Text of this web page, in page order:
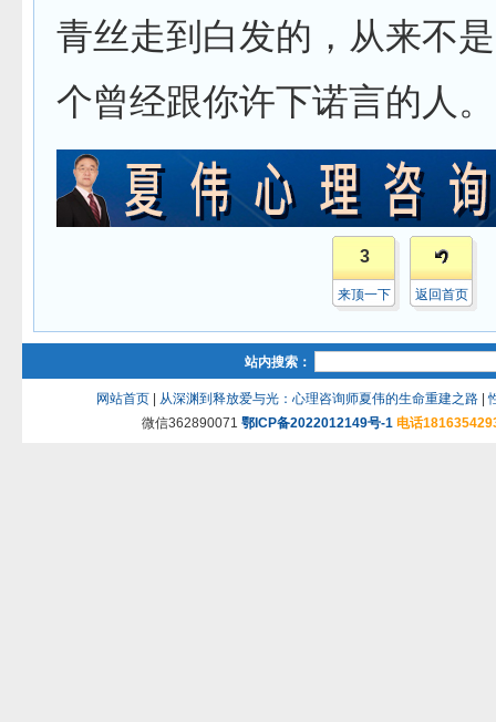
青丝走到白发的，从来不
个曾经跟你许下诺言的人。
3
来顶一下 返回首页
站内搜索：
网站首页| 从深渊到释放爱与光：心理咨询师夏伟的生命重建之路|
微信362890071 鄂ICP备2022012149号-1 电话